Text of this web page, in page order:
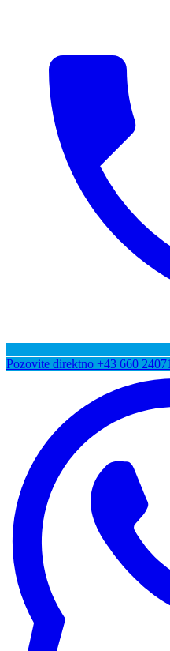
Pozovite direktno +43 660